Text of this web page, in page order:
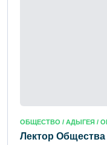
ОБЩЕСТВО / АДЫГЕЯ /
Лектор